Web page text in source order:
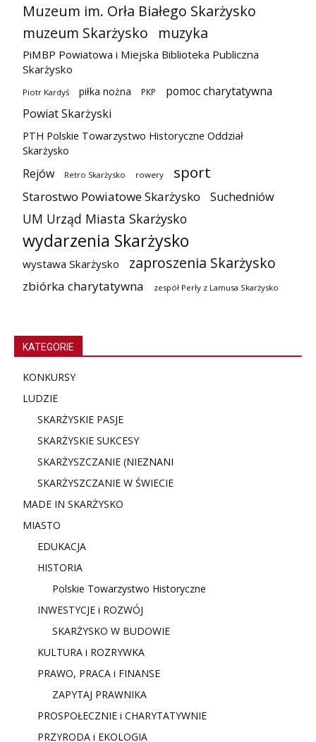
Muzeum im. Orła Białego Skarżysko
muzeum Skarżysko
muzyka
PiMBP Powiatowa i Miejska Biblioteka Publiczna
Skarżysko
Piotr Kardyś piłka nożna PKP
pomoc charytatywna
Powiat Skarżyski
PTH Polskie Towarzystwo Historyczne Oddział
Skarżysko
Rejów Retro Skarżysko rowery sport
Starostwo Powiatowe Skarżysko Suchedniów
UM Urząd Miasta Skarżysko
wydarzenia Skarżysko
wystawa Skarżysko zaproszenia Skarżysko
zbiórka charytatywna zespół Perły z Lamusa Skarżysko
KATEGORIE
KONKURSY
LUDZIE
SKARŻYSKIE PASJE
SKARŻYSKIE SUKCESY
SKARŻYSZCZANIE (NIEZNANI
SKARŻYSZCZANIE W ŚWIECIE
MADE IN SKARŻYSKO
MIASTO
EDUKACJA
HISTORIA
Polskie Towarzystwo Historyczne
INWESTYCJE i ROZWÓJ
SKARŻYSKO W BUDOWIE
KULTURA i ROZRYWKA
PRAWO, PRACA i FINANSE
ZAPYTAJ PRAWNIKA
PROSPOŁECZNIE i CHARYTATYWNIE
PRZYRODA i EKOLOGIA